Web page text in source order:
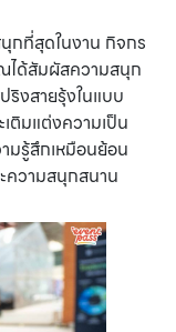
กที่สุดในงาน กิจกร
ได้สัมผัสความสนุก
ริงสายรุ้งในแบบ
ติมแต่งความเป็น
มรู้สึกเหมือนย้อน
ความสนุกสนาน